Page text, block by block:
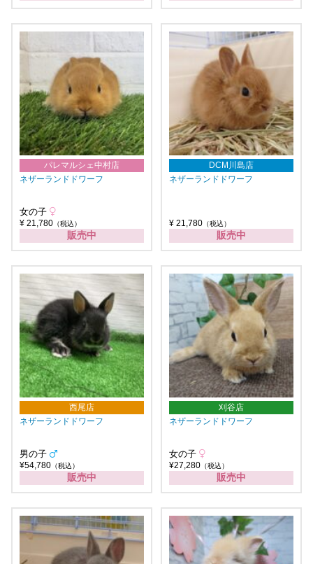
パレマルシェ中村店
ネザーランドドワーフ
女の子
¥ 21,780 （税込）
販売中
DCM川島店
ネザーランドドワーフ
¥ 21,780 （税込）
販売中
西尾店
ネザーランドドワーフ
男の子
¥54,780 （税込）
販売中
刈谷店
ネザーランドドワーフ
女の子
¥27,280 （税込）
販売中